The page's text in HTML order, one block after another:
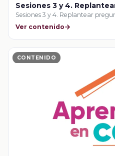
Sesiones 3 y 4.
Sesiones 3 y 4. Replantear
Ver contenido
CONTENIDO